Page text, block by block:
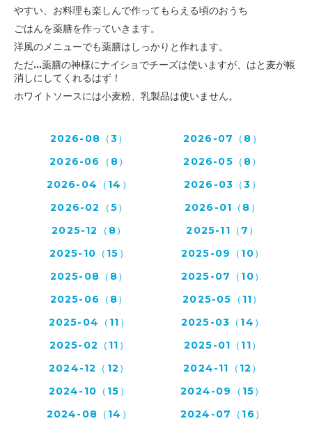
やすい、お料理も楽しんで作ってもらえる頃のおうち
ごはんを薬膳を作っていきます。
洋風のメニューでも薬膳はしっかりと作れます。
ただ...薬膳の神様にナイショでチーズは使いますが、はと麦が帳
消しにしてくれるはず！
ホワイトソースには小麦粉、乳製品は使いません。
2026-08（3）
2026-07（8）
2026-06（8）
2026-05（8）
2026-04（14）
2026-03（3）
2026-02（5）
2026-01（8）
2025-12（8）
2025-11（7）
2025-10（15）
2025-09（10）
2025-08（8）
2025-07（10）
2025-06（8）
2025-05（11）
2025-04（11）
2025-03（14）
2025-02（11）
2025-01（11）
2024-12（12）
2024-11（12）
2024-10（15）
2024-09（15）
2024-08（14）
2024-07（16）